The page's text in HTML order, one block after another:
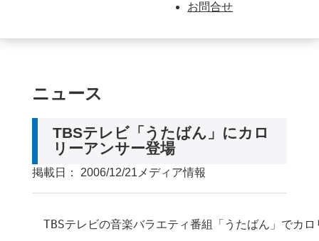
お問合せ
ニュース
TBSテレビ「うたばん」にカロ
リーアンサー登場
掲載日： 2006/12/21 メディア情報
TBSテレビの音楽バラエティ番組「うたばん」でカ